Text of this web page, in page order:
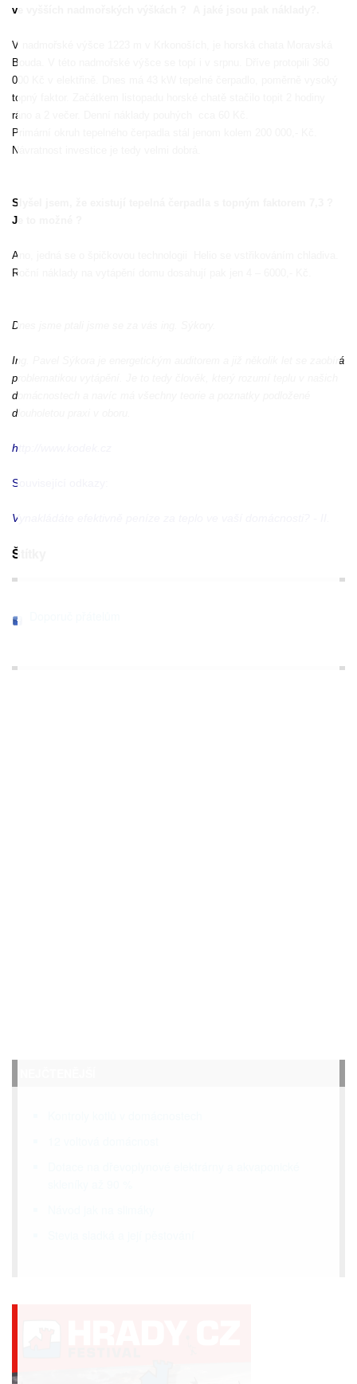
ve vyšších nadmořských výškách ?
V nadmořské výšce 1223 m v Krkonoších, je horská chata Moravská
Bouda. V této nadmořské výšce se topí i v srpnu. Dříve protopili 360
000 Kč v elektřině. Dnes má 43 kW tepelné čerpadlo, poměrně vysoký
topný faktor. Začátkem listopadu horské chatě stačilo topit 2 hodiny
ráno a 2 večer. Denní náklady pouhých
Primární okruh tepelného čerpadla stál jenom kolem 200 000,- Kč.
Návratnost investice je tedy velmi dobrá.
Slyšel jsem, že existují tepelná čerpadla s topným faktorem 7,3 ?
Je to možné ?
Ano, jedná se o špičkovou technologii
Roční náklady na vytápění domu dosahují pak jen 4 – 6000,- Kč.
Dnes jsme ptali jsme se za vás ing. Sýkory.
Ing. Pavel Sýkora je energetickým auditorem a již několik let se zaobírá
problematikou vytápění. Je to tedy člověk, který rozumí teplu v našich
domácnostech a navíc má všechny teorie a poznatky podložené
dlouholetou praxi v oboru.
http://www.kodek.cz
Související odkazy:
Vynakládáte efektivně peníze za teplo ve vaší domácnosti? - II.
Štítky